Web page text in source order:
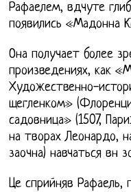
Рафаелем, вдчуте
появились «Мадонна
Она получает более
произведениях, как
Художественно-
щегленком»
садовница» (1507,
на творах Леонардо,
заочна) навчаться вн
Це сприйняв Рафаель,